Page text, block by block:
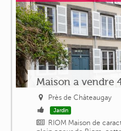
Maison a vendre
Près de Châteaugay
Jardin
RIOM Maison de